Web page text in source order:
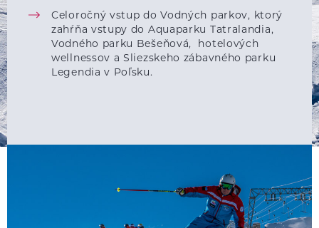
Celoročný vstup do Vodných parkov, ktorý
zahŕňa vstupy do Aquaparku Tatralandia,
Vodného parku Bešeňová, hotelových
wellnessov a Sliezskeho zábavného parku
Legendia v Poľsku.